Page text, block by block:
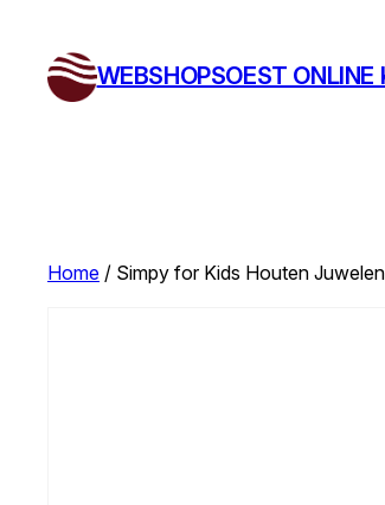
WEBSHOPSOEST ONLINE
Home / Simpy for Kids Houten